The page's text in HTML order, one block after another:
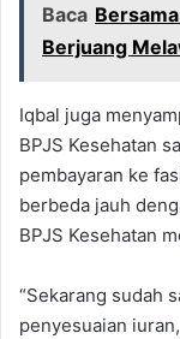
Baca
Berjuang
Iqbal juga
BPJS Kesehatan
pembayaran ke
berbeda jauh
BPJS Kesehatan
“Sekarang sudah
penyesuaian